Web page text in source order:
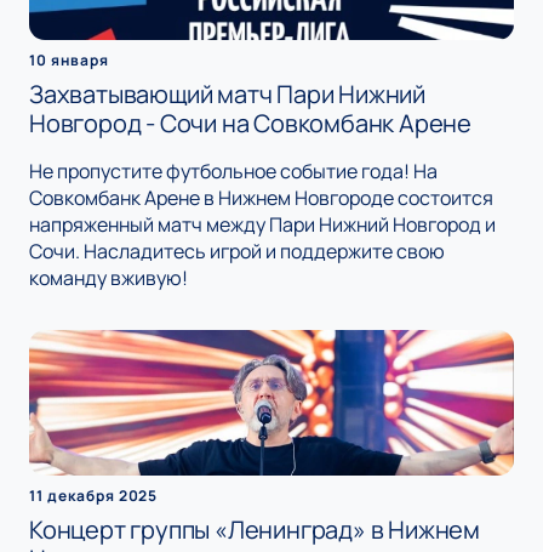
10 января
Захватывающий матч Пари Нижний
Новгород - Сочи на Совкомбанк Арене
Не пропустите футбольное событие года! На
Совкомбанк Арене в Нижнем Новгороде состоится
напряженный матч между Пари Нижний Новгород и
Сочи. Насладитесь игрой и поддержите свою
команду вживую!
11 декабря 2025
Концерт группы «Ленинград» в Нижнем